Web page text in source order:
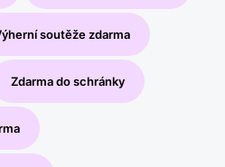
soutěže zdarma
Zdarma do schránky